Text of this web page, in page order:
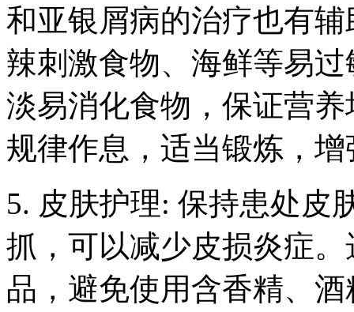
和亚银屑病的治疗也有
辣刺激食物、海鲜等易
淡易消化食物，保证营
规律作息，适当锻炼，
5. 皮肤护理: 保持患处皮
抓，可以减少皮损炎症
品，避免使用含香精、